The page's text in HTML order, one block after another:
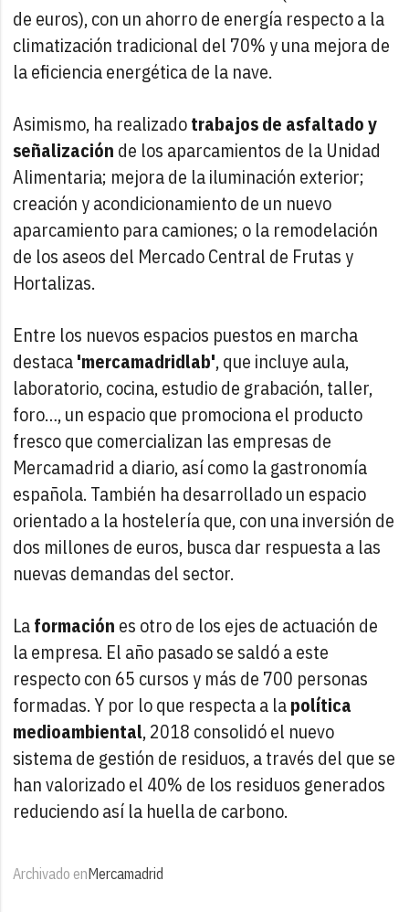
de euros), con un ahorro de energía respecto a la
climatización tradicional del 70% y una mejora de
la eficiencia energética de la nave.
Asimismo, ha realizadotrabajos de asfaltado y
señalización de los aparcamientos de la Unidad
Alimentaria; mejora de la iluminación exterior;
creación y acondicionamiento de un nuevo
aparcamiento para camiones; o la remodelación
de los aseos del Mercado Central de Frutas y
Hortalizas.
Entre los nuevos espacios puestos en marcha
destaca'mercamadridlab', que incluye aula,
laboratorio, cocina, estudio de grabación, taller,
foro…, un espacio que promociona el producto
fresco que comercializan las empresas de
Mercamadrid a diario, así como la gastronomía
española. También ha desarrollado un espacio
orientado a la hostelería que, con una inversión de
dos millones de euros, busca dar respuesta a las
nuevas demandas del sector.
Laformación es otro de los ejes de actuación de
la empresa. El año pasado se saldó a este
respecto con 65 cursos y más de 700 personas
formadas. Y por lo que respecta a lapolítica
medioambiental, 2018 consolidó el nuevo
sistema de gestión de residuos, a través del que se
han valorizado el 40% de los residuos generados
reduciendo así la huella de carbono.
Archivado enMercamadrid